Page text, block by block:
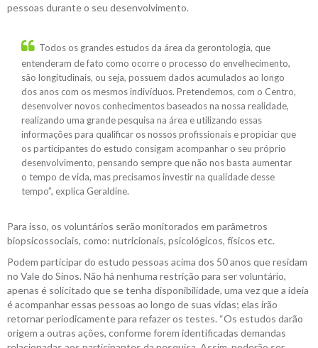
pessoas durante o seu desenvolvimento.
Todos os grandes estudos da área da gerontologia, que
entenderam de fato como ocorre o processo do envelhecimento,
são longitudinais, ou seja, possuem dados acumulados ao longo
dos anos com os mesmos indivíduos. Pretendemos, com o Centro,
desenvolver novos conhecimentos baseados na nossa realidade,
realizando uma grande pesquisa na área e utilizando essas
informações para qualificar os nossos profissionais e propiciar que
os participantes do estudo consigam acompanhar o seu próprio
desenvolvimento, pensando sempre que não nos basta aumentar
o tempo de vida, mas precisamos investir na qualidade desse
tempo”, explica Geraldine.
Para isso, os voluntários serão monitorados em parâmetros
biopsicossociais, como: nutricionais, psicológicos, físicos etc.
Podem participar do estudo pessoas acima dos 50 anos que residam
no Vale do Sinos. Não há nenhuma restrição para ser voluntário,
apenas é solicitado que se tenha disponibilidade, uma vez que a ideia
é acompanhar essas pessoas ao longo de suas vidas; elas irão
retornar periodicamente para refazer os testes. “Os estudos darão
origem a outras ações, conforme forem identificadas demandas